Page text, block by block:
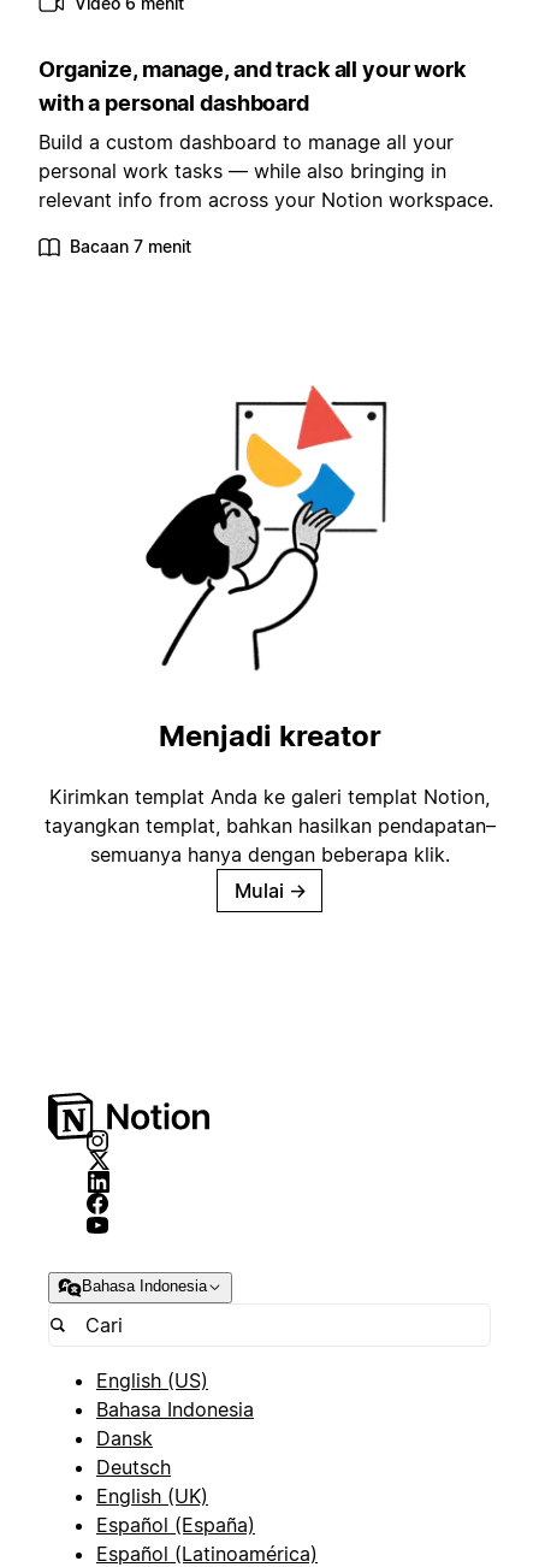
Organize, manage, and track all your work
with a personal dashboard
Build a custom dashboard to manage all your
personal work tasks — while also bringing in
relevant info from across your Notion workspace.
Bacaan 7 menit
Menjadi kreator
Kirimkan templat Anda ke galeri templat Notion,
tayangkan templat, bahkan hasilkan pendapatan–
semuanya hanya dengan beberapa klik.
Mulai →
Bahasa Indonesia
English (US)
Bahasa Indonesia
Dansk
Deutsch
English (UK)
Español (España)
Español (Latinoamérica)